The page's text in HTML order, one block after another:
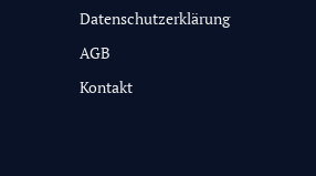
Datenschutzerklärung
AGB
Kontakt